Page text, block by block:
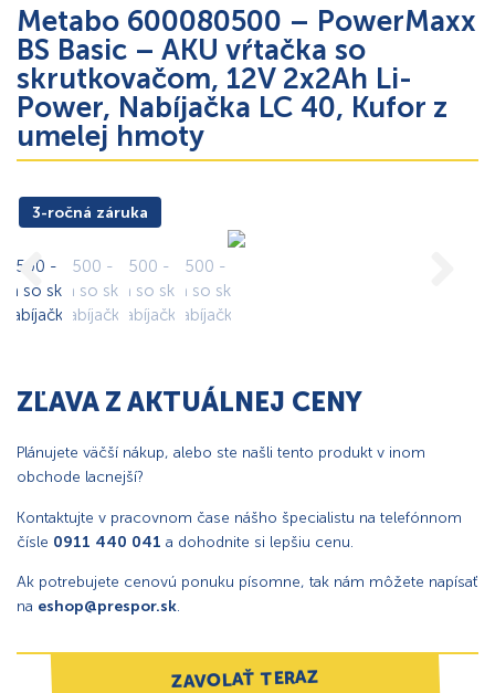
Metabo 600080500 – PowerMaxx
BS Basic – AKU vŕtačka so
skrutkovačom, 12V 2x2Ah Li-
Power, Nabíjačka LC 40, Kufor z
umelej hmoty
3-ročná záruka
ZĽAVA Z AKTUÁLNEJ CENY
Plánujete väčší nákup, alebo ste našli tento produkt v inom
obchode lacnejší?
Kontaktujte v pracovnom čase nášho špecialistu na telefónnom
čísle 0911 440 041 a dohodnite si lepšiu cenu.
Ak potrebujete cenovú ponuku písomne, tak nám môžete napísať
na eshop@prespor.sk.
ZAVOLAŤ TERAZ